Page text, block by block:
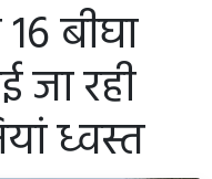
बीघा
जा रही
ध्वस्त